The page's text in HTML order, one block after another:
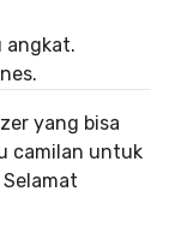
angkat.
yang bisa
camilan untuk